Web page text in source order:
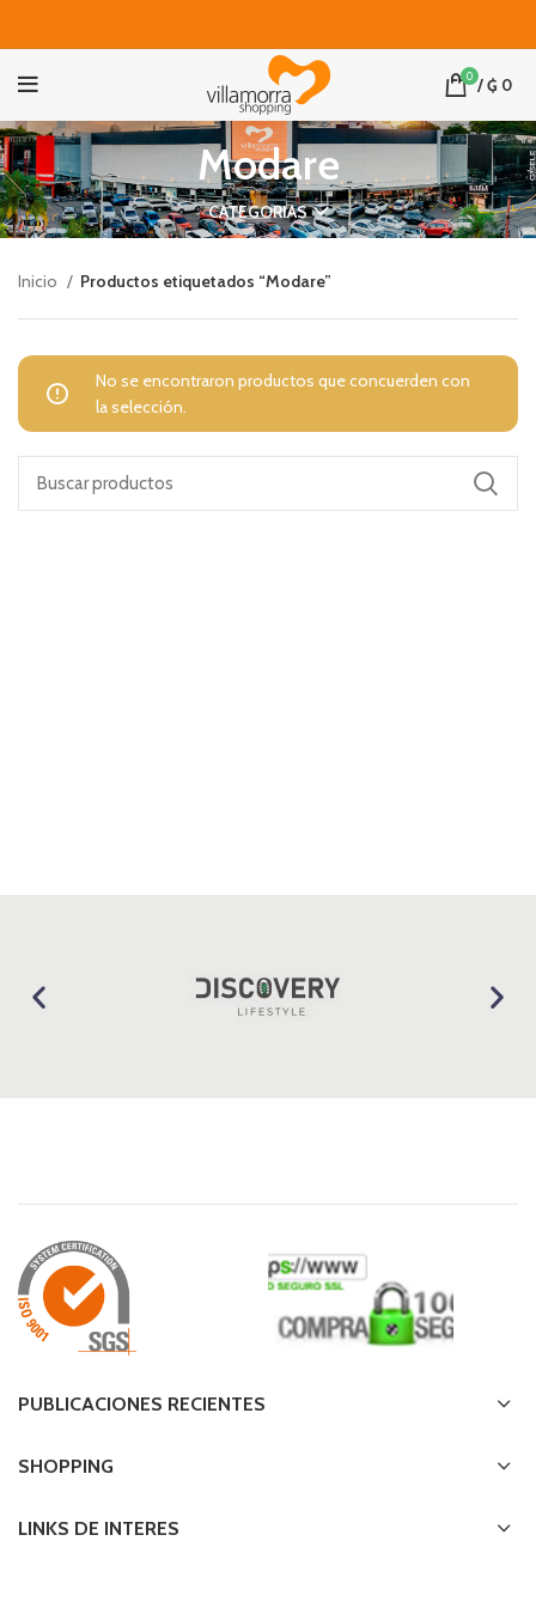
0 /₲ 0
Modare
CATEGORIAS
Inicio Productos etiquetados “Modare”
No se encontraron productos que concuerden con
la selección.
PUBLICACIONES RECIENTES
SHOPPING
LINKS DE INTERES